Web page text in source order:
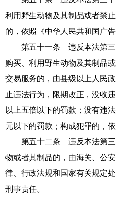
利用野生动物及其制品或者禁
的，依照《中华人民共和国广告
第五十一条 违反本法第三
购买、利用野生动物及其制品
交易服务的，由县级以上人民
止违法行为，限期改正，没收
以上五倍以下的罚款；没有违
元以下的罚款；构成犯罪的，依
第五十二条 违反本法第三
物或者其制品的，由海关、公
律、行政法规和国家有关规定
刑事责任。